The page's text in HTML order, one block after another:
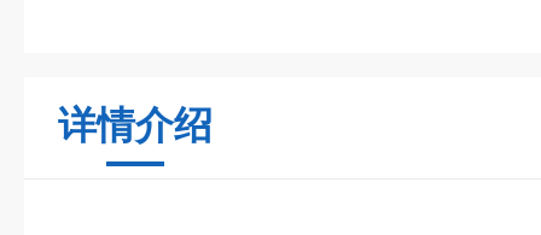
详情介绍